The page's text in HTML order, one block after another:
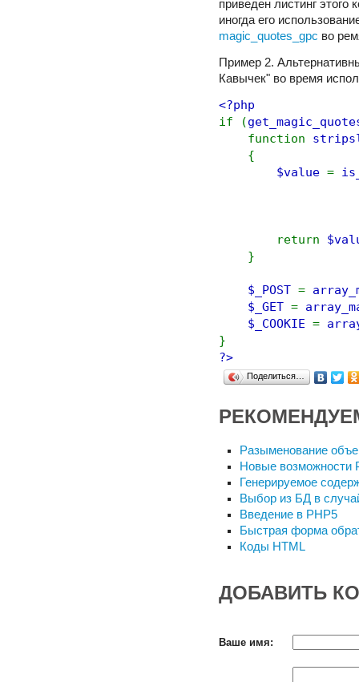
приведен листинг
иногда его
magic_quotes_gpc во
Пример 2.
Кавычек" во время
<?php
if (
function
{
$value =
return
}
$_POST =
$_GET =
$_COOKIE =
}
?>
Поделиться…
Разыменование
Новые возможности
Генерируемое
Выбор из БД в
Введение в PHP5
Быстрая форма
Коды HTML
ДОБАВИТЬ
Ваше имя: